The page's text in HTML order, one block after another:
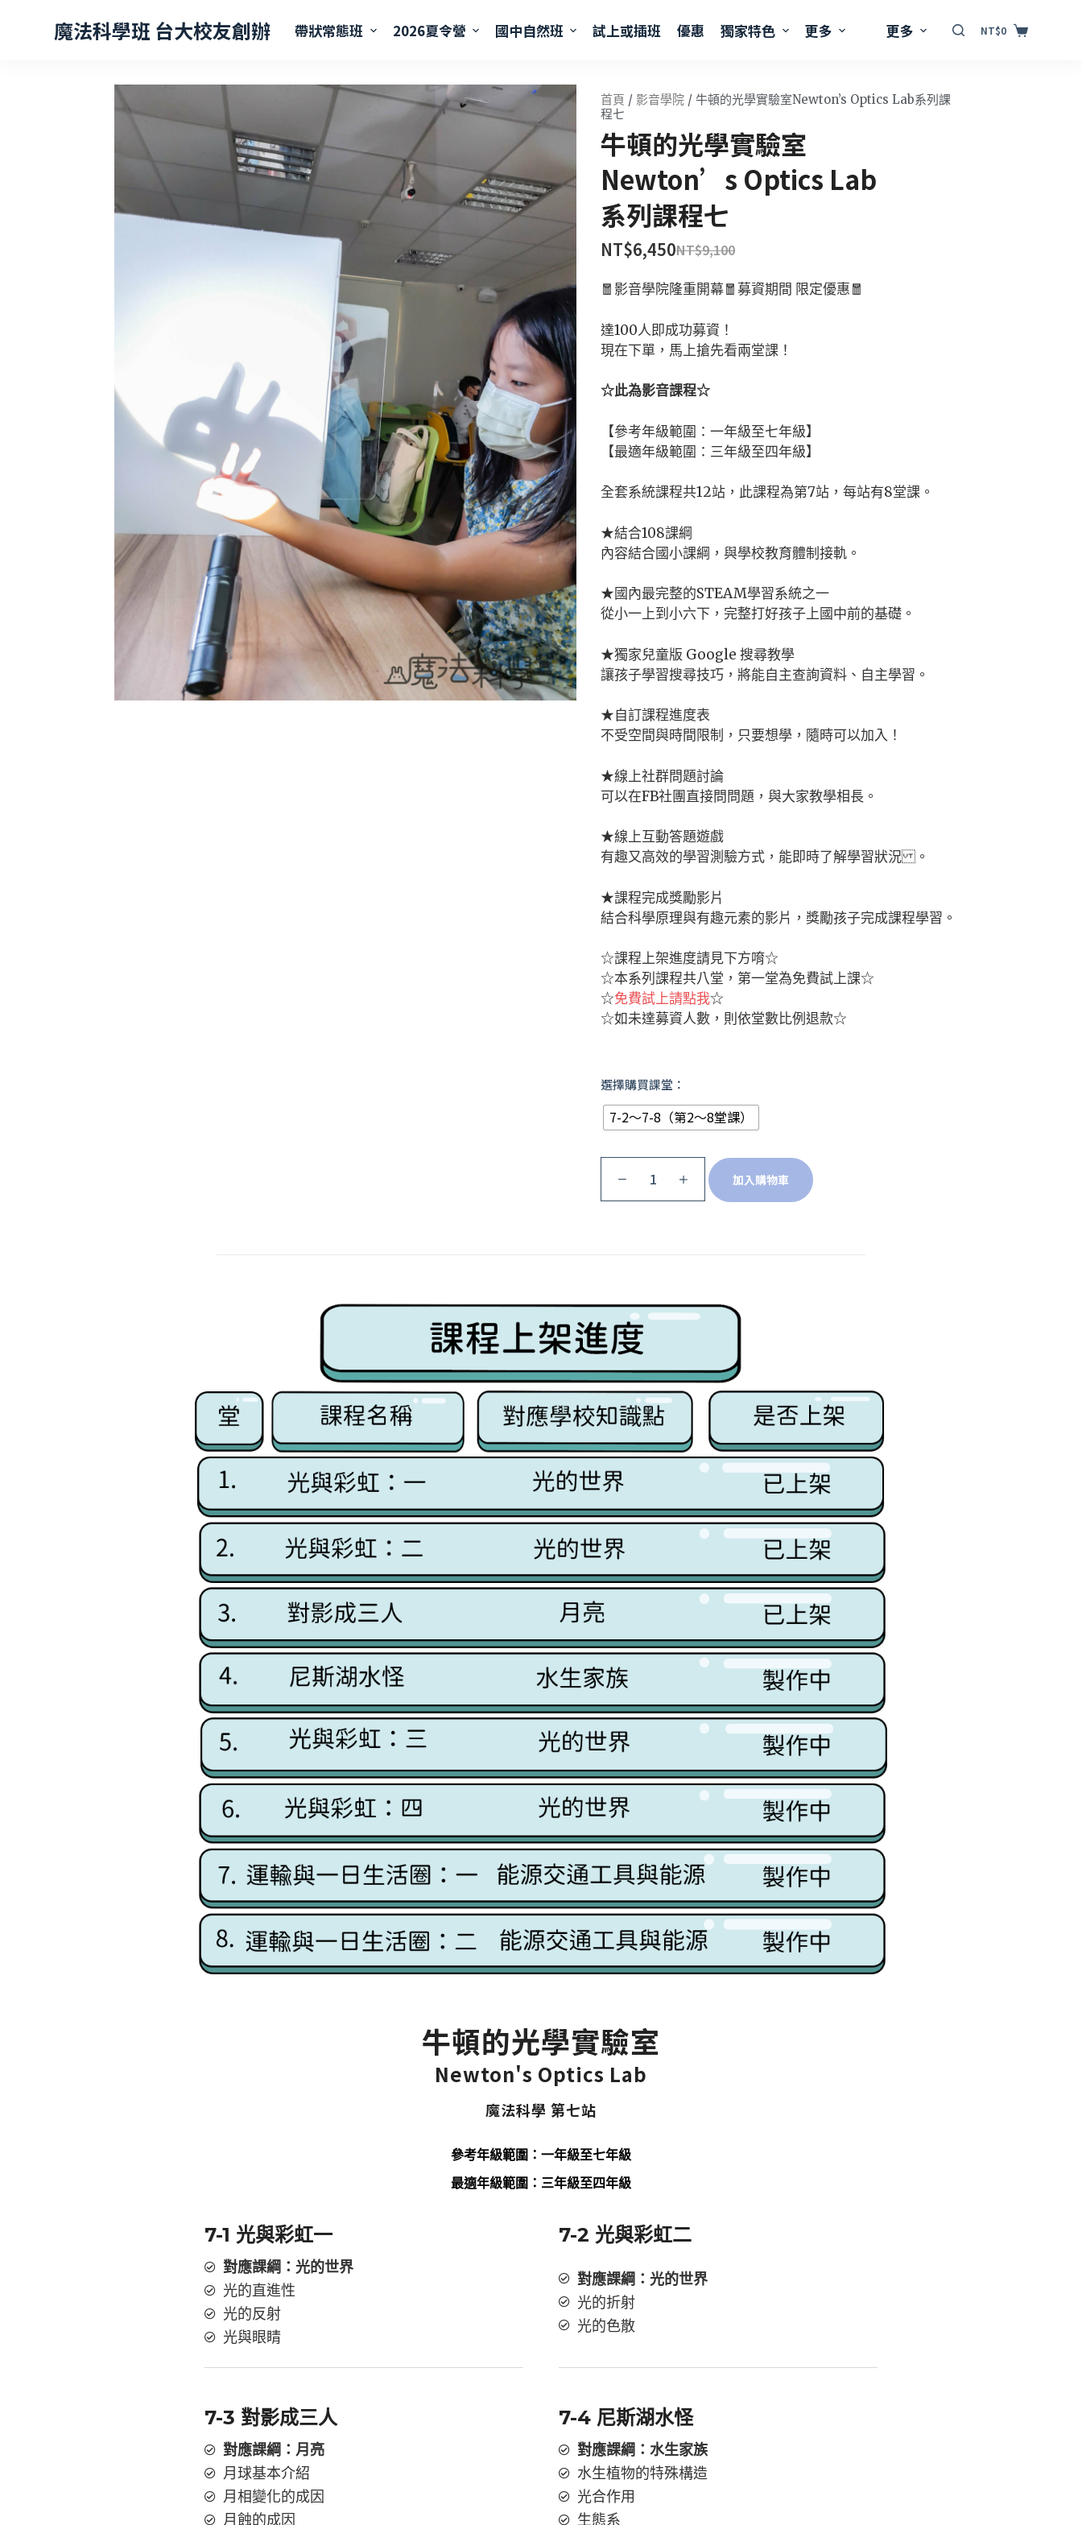
魔法科學班 台大校友創辦 帶狀常態班 2026夏令營 國中自然班 試上或插班 優惠 獨家特色 更多 更多 NT$0
首頁 / 影音學院 / 牛頓的光學實驗室Newton’s Optics Lab系列課
程七
牛頓的光學實驗室
Newton’s Optics Lab
系列課程七
NT$9,100
NT$6,450
🧧影音學院隆重開幕🧧募資期間 限定優惠🧧
達100人即成功募資！
現在下單，馬上搶先看兩堂課！
☆此為影音課程☆
【參考年級範圍：一年級至七年級】
【最適年級範圍：三年級至四年級】
全套系統課程共12站，此課程為第7站，每站有8堂課。
★結合108課綱
內容結合國小課綱，與學校教育體制接軌。
★國內最完整的STEAM學習系統之一
從小一上到小六下，完整打好孩子上國中前的基礎。
★獨家兒童版 Google 搜尋教學
讓孩子學習搜尋技巧，將能自主查詢資料、自主學習。
★自訂課程進度表
不受空間與時間限制，只要想學，隨時可以加入！
★線上社群問題討論
可以在FB社團直接問問題，與大家教學相長。
★線上互動答題遊戲
有趣又高效的學習測驗方式，能即時了解學習狀況 。
★課程完成獎勵影片
結合科學原理與有趣元素的影片，獎勵孩子完成課程學習。
☆課程上架進度請見下方唷☆
☆本系列課程共八堂，第一堂為免費試上課☆
☆免費試上請點我☆
☆如未達募資人數，則依堂數比例退款☆
選擇購買課堂：
7-2～7-8（第2～8堂課）
加入購物車
牛頓的光學實驗室
Newton's Optics Lab
魔法科學 第七站
參考年級範圍：一年級至七年級
最適年級範圍：三年級至四年級
7-1 光與彩虹一
對應課綱：光的世界
光的直進性
光的反射
光與眼睛
7-2 光與彩虹二
對應課綱：光的世界
光的折射
光的色散
7-3 對影成三人
對應課綱：月亮
月球基本介紹
月相變化的成因
月蝕的成因
7-4 尼斯湖水怪
對應課綱：水生家族
水生植物的特殊構造
光合作用
生態系